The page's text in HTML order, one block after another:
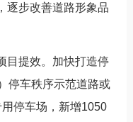
逐步改善道路形象品
提效。加快打造停
停车秩序示范道路或
停车场，新增1050